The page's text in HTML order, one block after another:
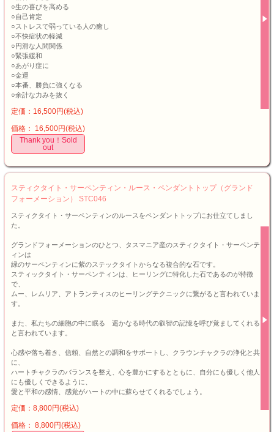
○生の喜びを高める
○自己肯定
○ストレスで弱っている人の癒し
○不快症状の軽減
○円滑な人間関係
○緊張緩和
○あがり症に
○金運
○本番、勝負に強くなる
○余計な力みを抜く
定価：16,500円(税込)
価格： 16,500円(税込)
Thank you！Sold
out
スティクタイト・サーペンティン・ルース・ペンダントトップ（グランド
フォーメーション） STC046
スティクタイト・サーペンティンのルースをペンダントトップにお仕立てしまし
た。
グランドフォーメーションのひとつ、タスマニア産のスティクタイト・サーペンテ
ィンは
緑のサーペンティンに紫のステックタイトからなる複合的な石です。
スティックタイト・サーペンティンは、ヒーリングに特化した石であるのが特徴
で、
ムー、レムリア、アトランティスのヒーリングテクニックに繋がると言われていま
す。
また、私たちの細胞の中に眠る 遥かなる時代の叡智の記憶を呼び覚ましてくれる
と言われています。
心感や落ち着き、信頼、自然との調和をサポートし、クラウンチャクラの浄化と共
に、
ハートチャクラのバランスを整え、心を豊かにするとともに、自分にも優しく他人
にも優しくできるように、
愛と平和の感情、感覚がハートの中に蘇らせてくれるでしょう。
定価：8,800円(税込)
価格： 8,800円(税込)